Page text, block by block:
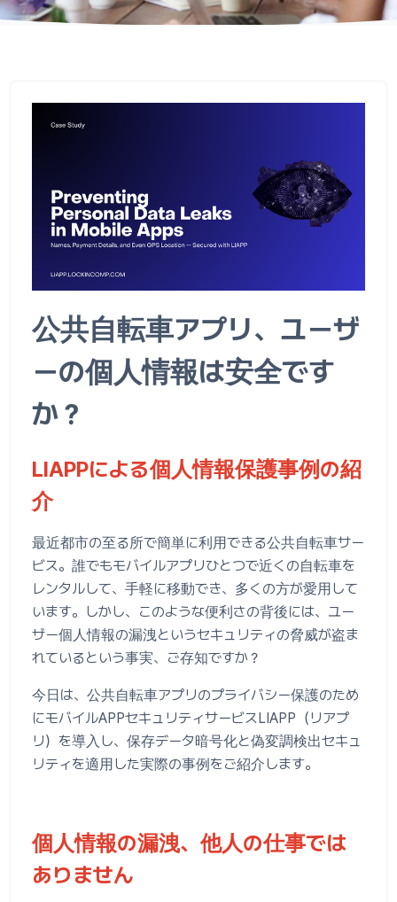
公共自転車アプリ、ユーザ
ーの個人情報は安全です
か？
LIAPPによる個人情報保護事例の紹
介
最近都市の至る所で簡単に利用できる公共自転車サー
ビス。誰でもモバイルアプリひとつで近くの自転車を
レンタルして、手軽に移動でき、多くの方が愛用して
います。しかし、このような便利さの背後には、ユー
ザー個人情報の漏洩というセキュリティの脅威が盗ま
れているという事実、ご存知ですか？
今日は、公共自転車アプリのプライバシー保護のため
にモバイルAPPセキュリティサービスLIAPP（リアプ
リ）を導入し、保存データ暗号化と偽変調検出セキュ
リティを適用した実際の事例をご紹介します。
個人情報の漏洩、他人の仕事では
ありません